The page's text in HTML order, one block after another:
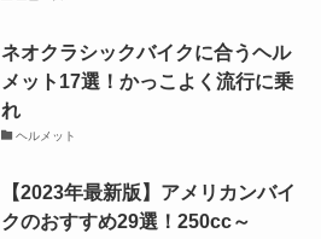
ネオクラシックバイクに合うヘル
メット17選！かっこよく流行に乗
れ
ヘルメット
【2023年最新版】アメリカンバイ
クのおすすめ29選！250cc～